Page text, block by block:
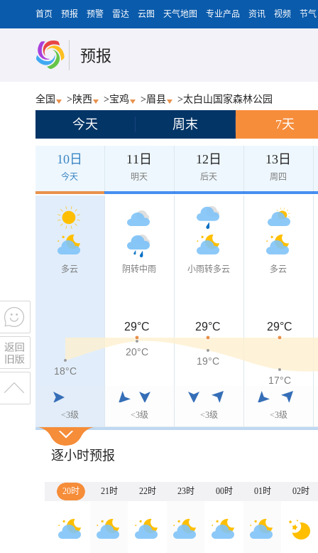
首页 预报 预警 雷达 云图 天气地图 专业产品 资讯 视频 节气
预报
全国 >陕西 >宝鸡 >眉县 >太白山国家森林公园
今天 周末 7天
10日
今天
11日
明天
12日
后天
13日
周四
多云
<3级
阴转中雨
<3级
小雨转多云
<3级
多云
<3级
29°C 29°C 29°C
18°C
20°C
19°C
17°C
逐小时预报
20时 21时 22时 23时 00时 01时 02时